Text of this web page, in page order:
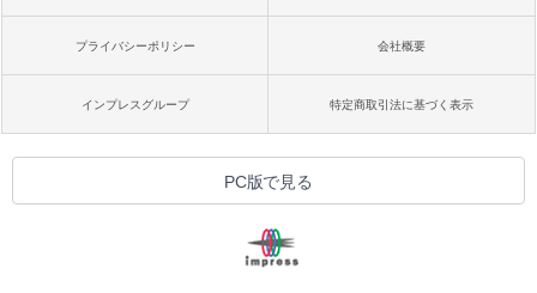
プライバシーポリシー 会社概要
インプレスグループ 特定商取引法に基づく表示
PC版で見る